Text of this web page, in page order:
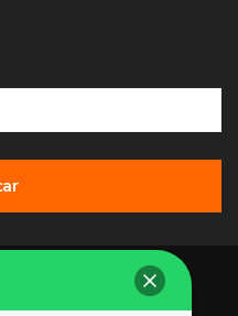
All Rights Reserved.